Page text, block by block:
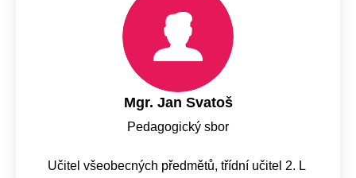
Mgr. Jan Svatoš
Pedagogický sbor
Učitel všeobecných předmětů, třídní učitel 2. L